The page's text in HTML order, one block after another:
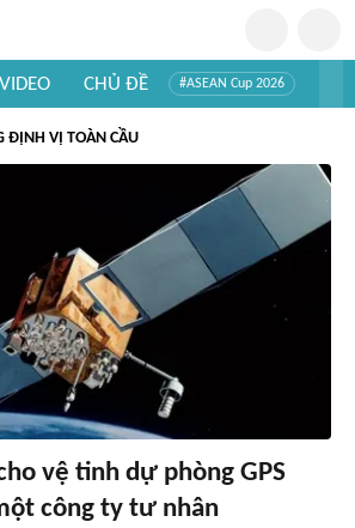
VIDEO CHỦ ĐỀ #ASEAN Cup 2026
ĐỊNH VỊ TOÀN CẦU
vệ tinh dự phòng GPS
công ty tư nhân